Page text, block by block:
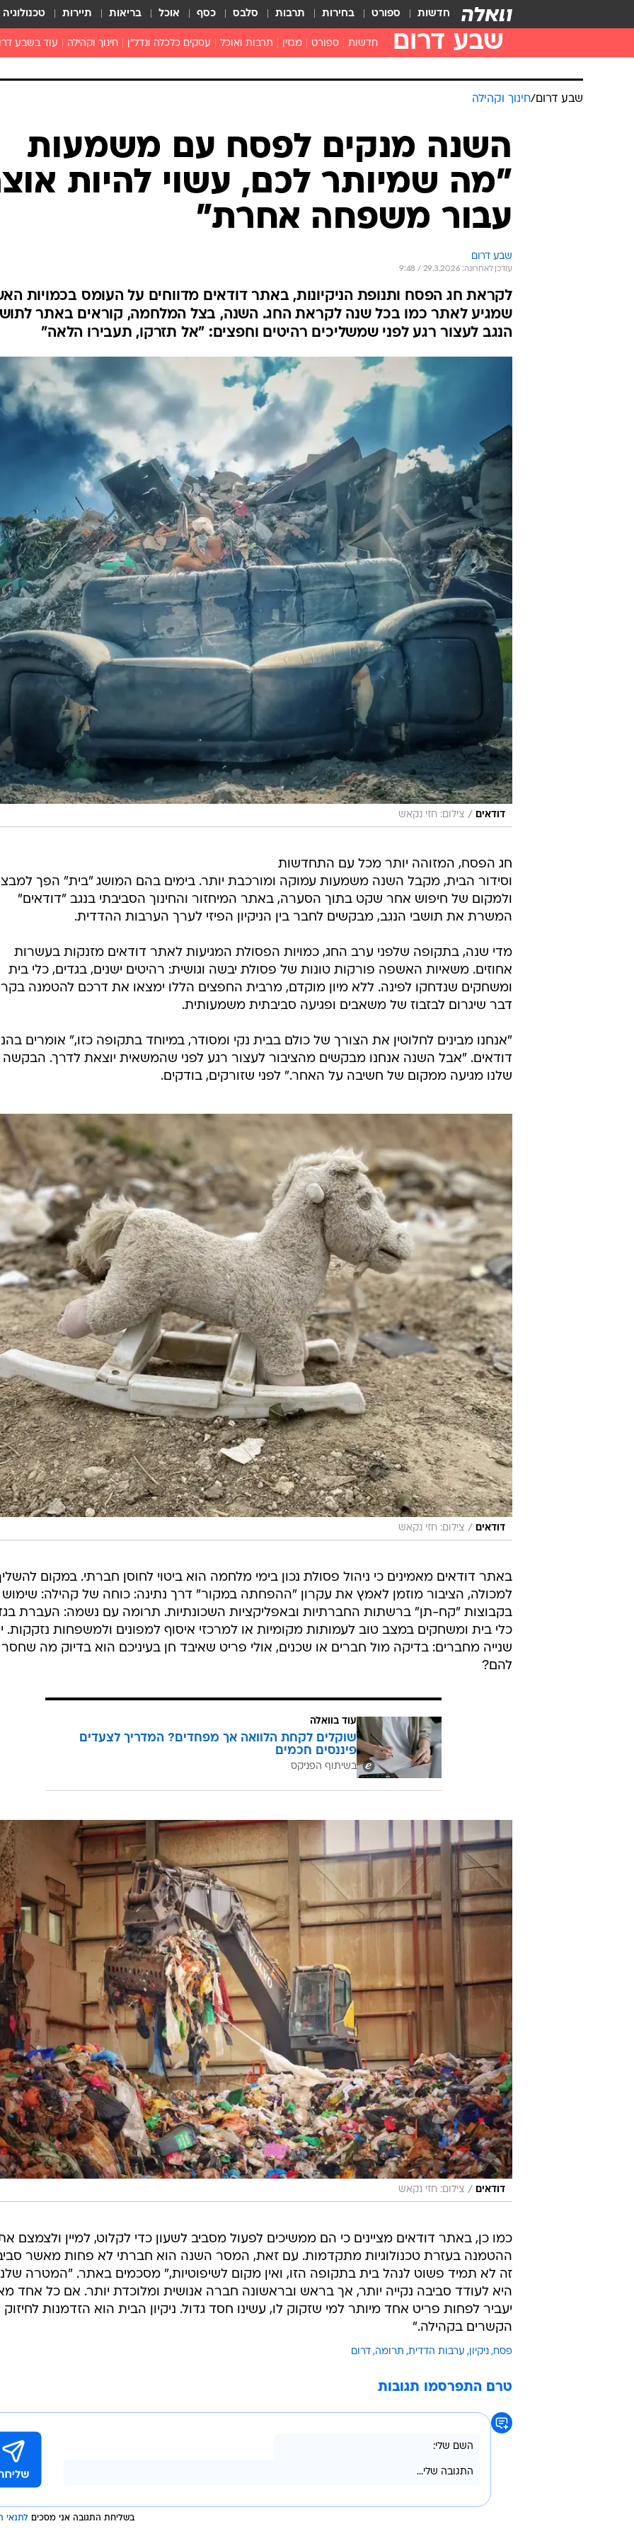
חדשות ספורט בחירות תרבות סלבס כסף אוכל בריאות תיירות טכנולוגיה
שבע דרום חדשות ספורט מגזין תרבות ואוכל עסקים כלכלה ונדל"ן חינוך וקהילה עוד בשבע
שבע דרום/חינוך וקהילה
השנה מנקים לפסח עם משמעות
"מה שמיותר לכם, עשוי להיות
עבור משפחה אחרת"
שבע דרום
עודכן לאחרונה: 29.3.2026 / 9:48
לקראת חג הפסח ותנופת הניקיונות, באתר דודאים מדווחים על העומס בכמויות
שמגיע לאתר כמו בכל שנה לקראת החג. השנה, בצל המלחמה, קוראים באתר
הנגב לעצור רגע לפני שמשליכים רהיטים וחפצים: "אל תזרקו, תעבירו הלאה"
דודאים / צילום: חזי נקאש
חג הפסח, המזוהה יותר מכל עם התחדשות
וסידור הבית, מקבל השנה משמעות עמוקה ומורכבת יותר. בימים בהם המושג "בית" הפך
ולמקום של חיפוש אחר שקט בתוך הסערה, באתר המיחזור והחינוך הסביבתי בנגב "דודאים"
המשרת את תושבי הנגב, מבקשים לחבר בין הניקיון הפיזי לערך הערבות ההדדית.
מדי שנה, בתקופה שלפני ערב החג, כמויות הפסולת המגיעות לאתר דודאים מזנקות בעשרות
אחוזים. משאיות האשפה פורקות טונות של פסולת יבשה וגושית: רהיטים ישנים, בגדים, כלי בית
ומשחקים שנדחקו לפינה. ללא מיון מוקדם, מרבית החפצים הללו ימצאו את דרכם להטמנה
דבר שיגרום לבזבוז של משאבים ופגיעה סביבתית משמעותית.
"אנחנו מבינים לחלוטין את הצורך של כולם בבית נקי ומסודר, במיוחד בתקופה כזו," אומרים
דודאים. "אבל השנה אנחנו מבקשים מהציבור לעצור רגע לפני שהמשאית יוצאת לדרך. הבקשה
שלנו מגיעה ממקום של חשיבה על האחר." לפני שזורקים, בודקים.
דודאים / צילום: חזי נקאש
באתר דודאים מאמינים כי ניהול פסולת נכון בימי מלחמה הוא ביטוי לחוסן חברתי. במקום
למכולה, הציבור מוזמן לאמץ את עקרון "ההפחתה במקור" דרך נתינה: כוחה של קהילה: שימוש
בקבוצות "קח-תן" ברשתות החברתיות ובאפליקציות השכונתיות. תרומה עם נשמה: העברת
כלי בית ומשחקים במצב טוב לעמותות מקומיות או למרכזי איסוף למפונים ולמשפחות נזקקות.
שנייה מחברים: בדיקה מול חברים או שכנים, אולי פריט שאיבד חן בעיניכם הוא בדיוק מה שחסר
להם?
עוד בוואלה
שוקלים לקחת הלוואה אך מפחדים? המדריך לצעדים
פיננסים חכמים
בשיתוף הפניקס
דודאים / צילום: חזי נקאש
כמו כן, באתר דודאים מציינים כי הם ממשיכים לפעול מסביב לשעון כדי לקלוט, למיין ולצמצם
ההטמנה בעזרת טכנולוגיות מתקדמות. עם זאת, המסר השנה הוא חברתי לא פחות מאשר
זה לא תמיד פשוט לנהל בית בתקופה הזו, ואין מקום לשיפוטיות," מסכמים באתר. "המטרה
היא לעודד סביבה נקייה יותר, אך בראש ובראשונה חברה אנושית ומלוכדת יותר. אם כל אחד
יעביר לפחות פריט אחד מיותר למי שזקוק לו, עשינו חסד גדול. ניקיון הבית הוא הזדמנות לחיזוק
הקשרים בקהילה."
פסח ניקיון ערבות הדדית תרומה דרום
טרם התפרסמו תגובות
בשליחת התגובה אני מסכים לתנאי